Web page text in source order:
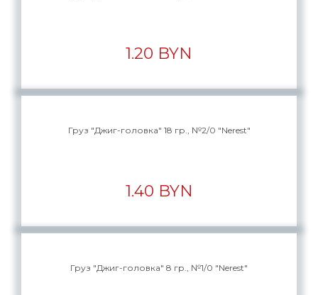
1.20 BYN
Груз "Джиг-головка" 18 гр., №2/0 "Nerest"
1.40 BYN
Груз "Джиг-головка" 8 гр., №1/0 "Nerest"